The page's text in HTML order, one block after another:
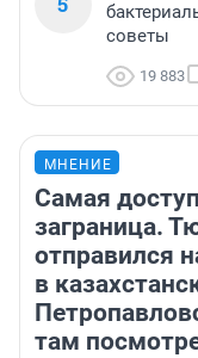
советы
19 883
МНЕНИЕ
Самая
заграница.
отправился
в
там